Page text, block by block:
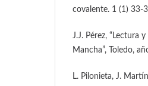
covalente. 1 (1) 33-
J.J. Pérez, “Lectura
Mancha”, Toledo,
L. Pilonieta, J.